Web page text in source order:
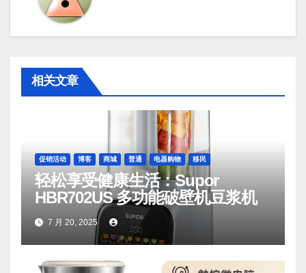
相关文章
促销活动 博客 商城 普通 电器购物 移民
轻松享受健康生活：Supor
HBR702US 多功能破壁机豆浆机
7 月 20, 2025